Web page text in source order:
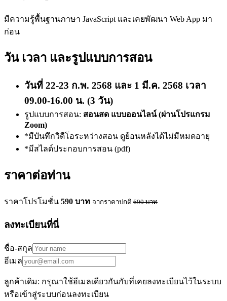
มีความรู้พื้นฐานภาษา JavaScript และเคยพัฒนา Web App มา
ก่อน
วัน เวลา และรูปแบบการสอน
วันที่ 22-23 ก.พ. 2568 และ 1 มี.ค. 2568 เวลา
09.00-16.00 น. (3 วัน)
รูปแบบการสอน: สอนสด แบบออนไลน์ (ผ่านโปรแกรม
Zoom)
*มีบันทึกวิดีโอระหว่างสอน ดูย้อนหลังได้ไม่มีหมดอายุ
*มีสไลด์ประกอบการสอน (pdf)
ราคาต่อท่าน
ราคาโปรโมชั่น 590 บาท จากราคาปกติ 690บาท
ลงทะเบียนที่นี่
ชื่อ-สกุล
อีเมล
ลูกค้าเดิม: กรุณาใช้อีเมลเดียวกันกับที่เคยลงทะเบียนไว้ในระบบ
หรือเข้าสู่ระบบก่อนลงทะเบียน